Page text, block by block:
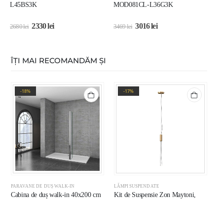
L45BS3K
2680lei 2330lei
MOD081CL-L36G3K
3469lei 3016lei
ÎȚI MAI RECOMANDĂM ȘI
-18%
PARAVANE DE DUȘ WALK-IN
Cabina de duș walk-in 40x200 cm
-17%
LĂMPI SUSPENDATE
Kit de Suspensie Zon Maytoni,